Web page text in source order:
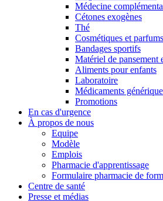
Médecine
Cétones exogènes
Thé
Cosmétiques et parfums
Bandages sportifs
Matériel de pansement
Aliments pour enfants
Laboratoire
Médicaments
Promotions
En cas d'urgence
À propos de nous
Equipe
Modèle
Emplois
Pharmacie d'apprentissage
Formulaire pharmacie de
Centre de santé
Presse et médias